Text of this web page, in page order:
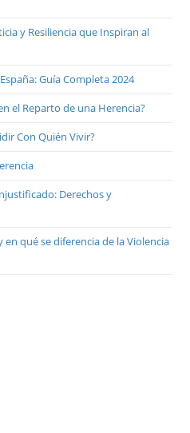
y Resiliencia que Inspiran al
Guía Completa 2024
el Reparto de una Herencia?
Con Quién Vivir?
Derechos y
en qué se diferencia de la Violencia